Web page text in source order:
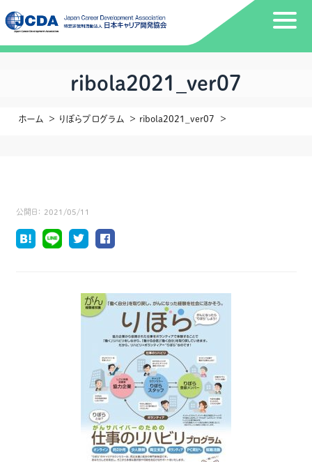
ribola2021_ver07
ホーム りぼらプログラム ribola2021_ver07
公開日： 2021/05/11